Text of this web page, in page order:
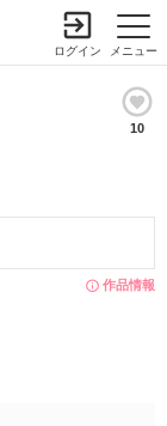
メニュー
ログイン
10
作品情報